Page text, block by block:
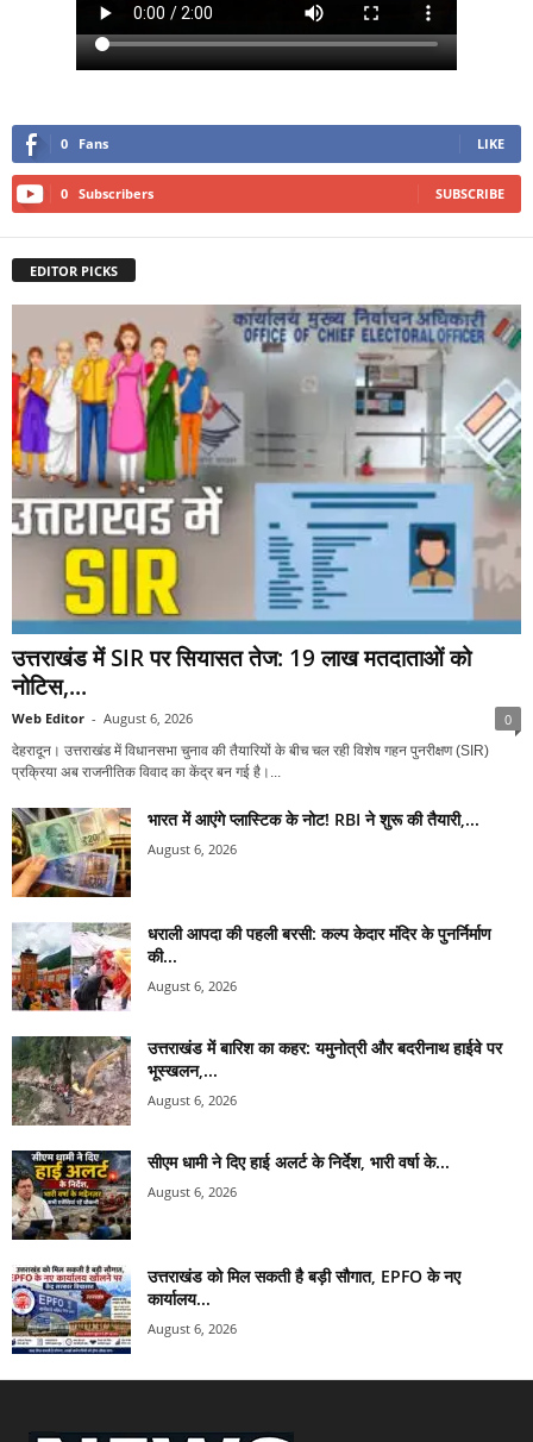
0 Fans LIKE
0 Subscribers SUBSCRIBE
EDITOR PICKS
उत्तराखंड में SIR पर सियासत तेज: 19 लाख मतदाताओं को
नोटिस,...
Web Editor - August 6, 2026 0
देहरादून। उत्तराखंड में विधानसभा चुनाव की तैयारियों के बीच चल रही विशेष गहन पुनरीक्षण (SIR)
प्रक्रिया अब राजनीतिक विवाद का केंद्र बन गई है।...
भारत में आएंगे प्लास्टिक के नोट! RBI ने शुरू की तैयारी,...
August 6, 2026
धराली आपदा की पहली बरसी: कल्प केदार मंदिर के पुनर्निर्माण
की...
August 6, 2026
उत्तराखंड में बारिश का कहर: यमुनोत्री और बदरीनाथ हाईवे पर
भूस्खलन,...
August 6, 2026
सीएम धामी ने दिए हाई अलर्ट के निर्देश, भारी वर्षा के...
August 6, 2026
उत्तराखंड को मिल सकती है बड़ी सौगात, EPFO के नए
कार्यालय...
August 6, 2026